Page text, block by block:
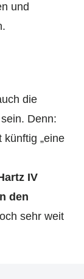
und
die
Denn:
„eine
IV
den
sehr weit